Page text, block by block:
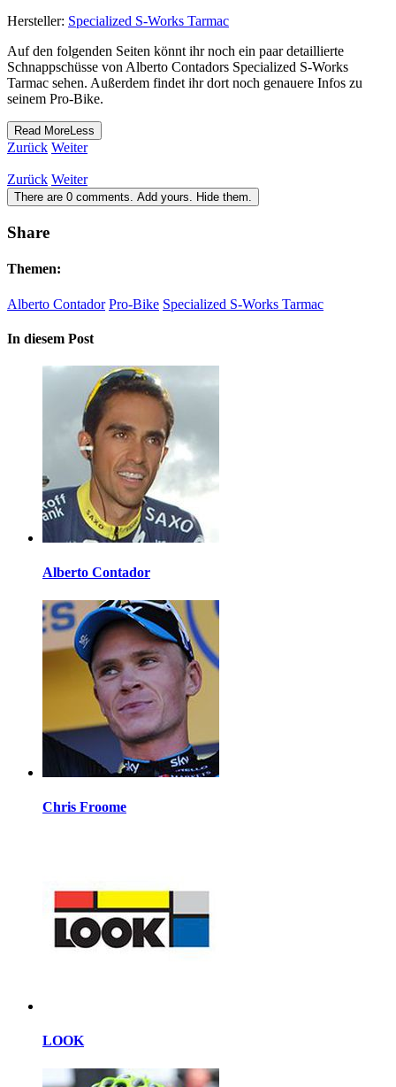
Hersteller: Specialized S-Works Tarmac
Auf den folgenden Seiten könnt ihr noch ein paar detaillierte
Schnappschüsse von Alberto Contadors Specialized S-Works
Tarmac sehen. Außerdem findet ihr dort noch genauere Infos zu
seinem Pro-Bike.
Read MoreLess
Zurück Weiter
Zurück Weiter
There are 0 comments. Add yours. Hide them.
Share
Themen:
Alberto Contador Pro-Bike Specialized S-Works Tarmac
In diesem Post
Alberto Contador
Chris Froome
LOOK